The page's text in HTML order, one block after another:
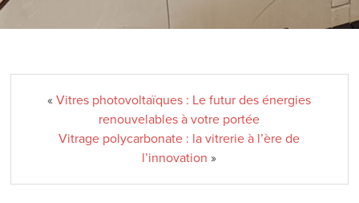
«Vitres photovoltaïques : Le futur des énergies
renouvelables à votre portée
Vitrage polycarbonate : la vitrerie à l’ère de
l’innovation»